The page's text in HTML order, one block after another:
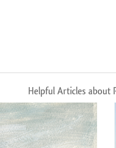
Helpful Articles about